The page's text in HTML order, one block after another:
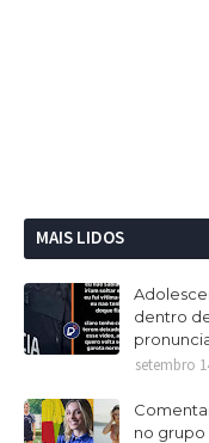
MAIS LIDOS
dentro
setembro
no grupo